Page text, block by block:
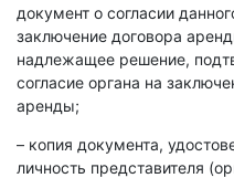
документ о согласии
заключение договора
надлежащее решение,
согласие органа на
аренды;
– копия документа,
личность представителя